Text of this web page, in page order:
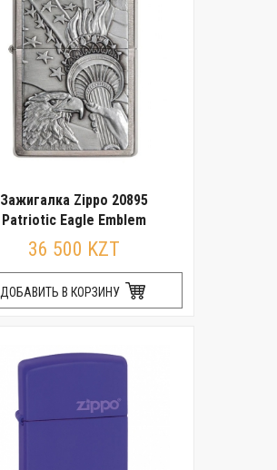
Зажигалка Zippo 20895
Patriotic Eagle Emblem
36 500 KZT
ДОБАВИТЬ В КОРЗИНУ